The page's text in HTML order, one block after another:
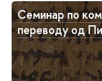
Семинар по
переводу од